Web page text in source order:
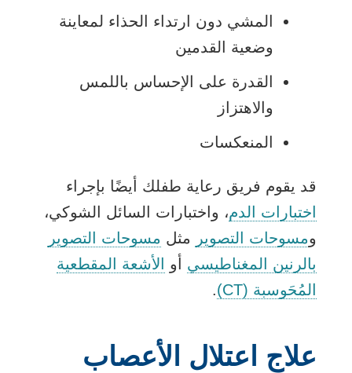
المشي دون ارتداء الحذاء لمعاينة
وضعية القدمين
القدرة على الإحساس باللمس
والاهتزاز
المنعكسات
قد يقوم فريق رعاية طفلك أيضًا بإجراء
اختبارات الدم، واختبارات السائل الشوكي،
ومسوحات التصوير مثل مسوحات التصوير
بالرنين المغناطيسي أو
الأشعة المقطعية
المُحَوسبة (CT)
.
علاج اعتلال الأعصاب